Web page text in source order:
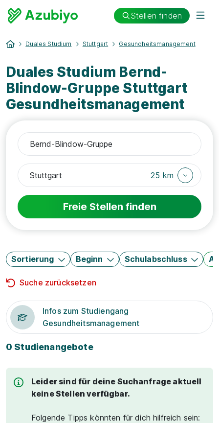
Stellen finden
Duales Studium Stuttgart Gesundheitsmanagement
Duales Studium Bernd-
Blindow-Gruppe Stuttgart
Gesundheitsmanagement
25 km
Freie Stellen finden
Sortierung Beginn Schulabschluss
Suche zurücksetzen
Infos zum Studiengang
Gesundheitsmanagement
0 Studienangebote
Leider sind für deine Suchanfrage aktuell
keine Stellen verfügbar.
Folgende Tipps könnten für dich hilfreich sein: